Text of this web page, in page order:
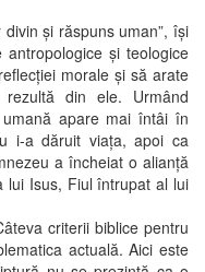
şi răspuns uman”, îşi
şi teologice
morale şi să arate
rezultă din ele. Urmând
apare mai întâi în
i-a dăruit viaţa, apoi ca
a încheiat o alianţă
lui Isus, Fiul întrupat al lui
criterii biblice pentru
actuală. Aici este